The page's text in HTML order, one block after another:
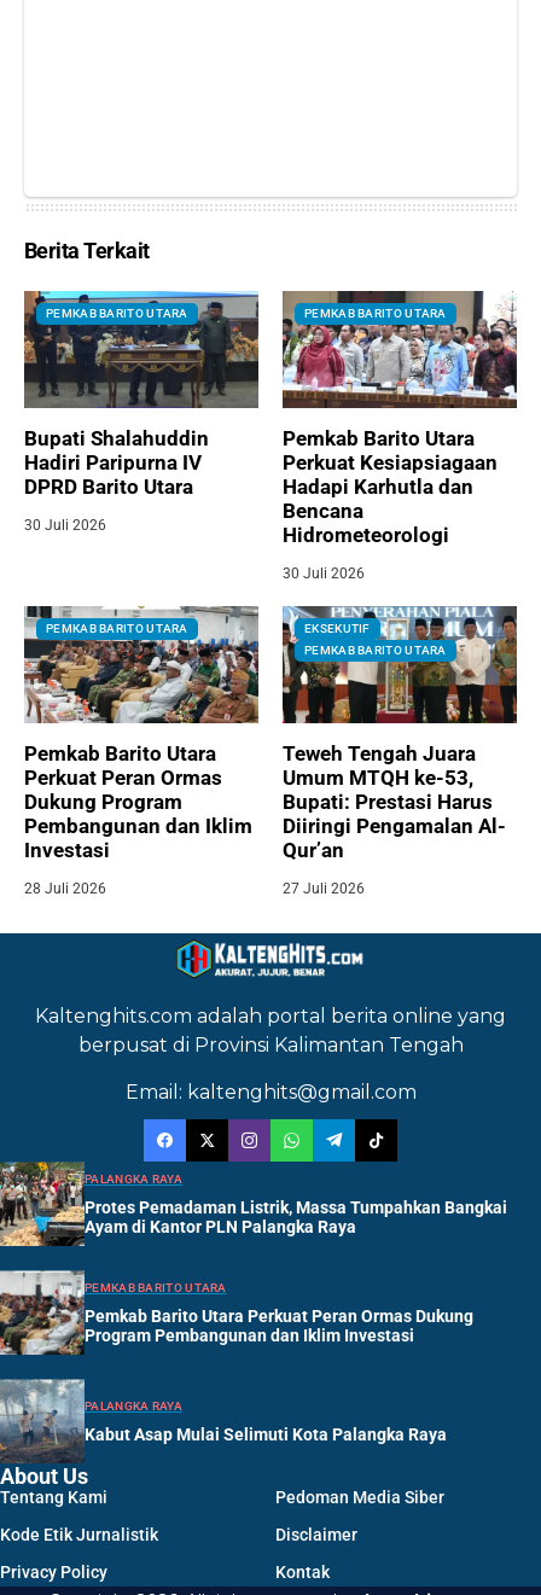
Berita Terkait
PEMKAB BARITO UTARA
Bupati Shalahuddin
Hadiri Paripurna IV
DPRD Barito Utara
30 Juli 2026
PEMKAB BARITO UTARA
Pemkab Barito Utara
Perkuat Kesiapsiagaan
Hadapi Karhutla dan
Bencana
Hidrometeorologi
30 Juli 2026
PEMKAB BARITO UTARA
Pemkab Barito Utara
Perkuat Peran Ormas
Dukung Program
Pembangunan dan Iklim
Investasi
28 Juli 2026
EKSEKUTIF
PEMKAB BARITO UTARA
Teweh Tengah Juara
Umum MTQH ke-53,
Bupati: Prestasi Harus
Diiringi Pengamalan Al-
Qur’an
27 Juli 2026
Kaltenghits.com adalah portal berita online yang
berpusat di Provinsi Kalimantan Tengah
Email: kaltenghits@gmail.com
PALANGKA RAYA
Protes Pemadaman Listrik, Massa Tumpahkan Bangkai
Ayam di Kantor PLN Palangka Raya
PEMKAB BARITO UTARA
Pemkab Barito Utara Perkuat Peran Ormas Dukung
Program Pembangunan dan Iklim Investasi
PALANGKA RAYA
Kabut Asap Mulai Selimuti Kota Palangka Raya
About Us
Tentang Kami
Pedoman Media Siber
Kode Etik Jurnalistik
Disclaimer
Privacy Policy
Kontak